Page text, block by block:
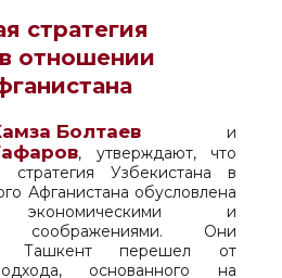
стратегия
отношении
Болтаеви
, утверждают, что
стратегия Узбекистана в
Афганистана обусловлена
экономическими и
соображениями. Они
Ташкент перешел от
основанного на